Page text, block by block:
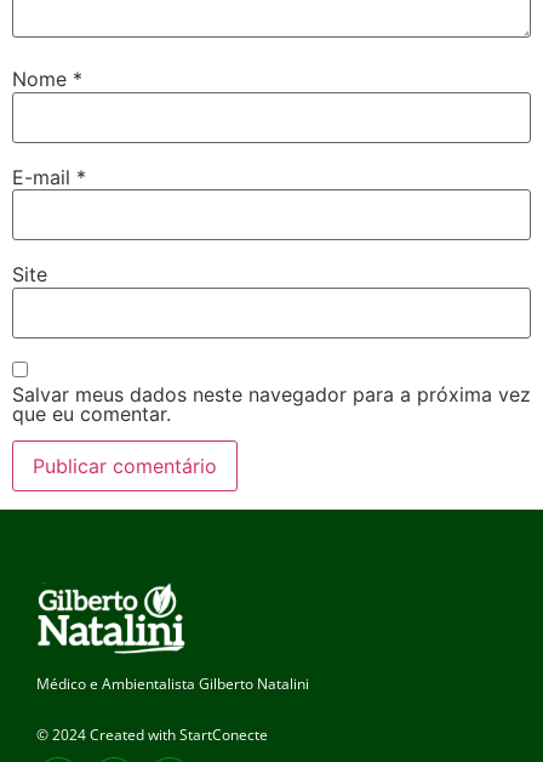
Nome *
E-mail *
Site
Salvar meus dados neste navegador para a próxima vez
que eu comentar.
Médico e Ambientalista Gilberto Natalini
© 2024 Created with StartConecte